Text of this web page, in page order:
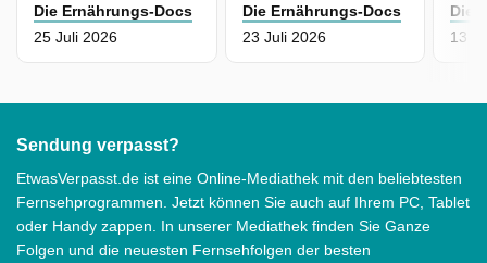
Die Ernährungs-Docs
25 Juli 2026
Die Ernährungs-Docs
23 Juli 2026
Die
13
Sendung verpasst?
EtwasVerpasst.de ist eine Online-Mediathek mit den beliebtesten
Fernsehprogrammen. Jetzt können Sie auch auf Ihrem PC, Tablet
oder Handy zappen. In unserer Mediathek finden Sie Ganze
Folgen und die neuesten Fernsehfolgen der besten